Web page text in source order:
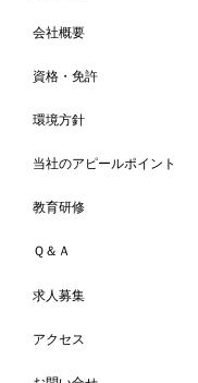
会社概要
資格・免許
環境方針
当社のアピールポイント
教育研修
Ｑ＆Ａ
求人募集
アクセス